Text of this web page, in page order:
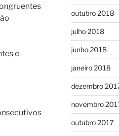
e
outubro 2018
julho 2018
junho 2018
janeiro 2018
dezembro
novembro
outubro 2017